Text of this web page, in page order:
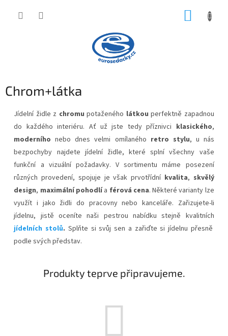
Chrom+látka
Jídelní židle z chromu potaženého látkou perfektně zapadnou
do každého interiéru. Ať už jste tedy příznivci klasického,
moderního nebo dnes velmi omílaného retro stylu, u nás
bezpochyby najdete jídelní židle, které splní všechny vaše
funkční a vizuální požadavky. V sortimentu máme posezení
různých provedení, spojuje je však prvotřídní kvalita, skvělý
design, maximální pohodlía férová cena. Některé varianty lze
využít i jako židli do pracovny nebo kanceláře. Zařizujete-li
jídelnu, jistě oceníte naši pestrou nabídku stejně kvalitních
jídelních stolů. Splňte si svůj sen a zařiďte si jídelnu přesně
podle svých představ.
Produkty teprve připravujeme.